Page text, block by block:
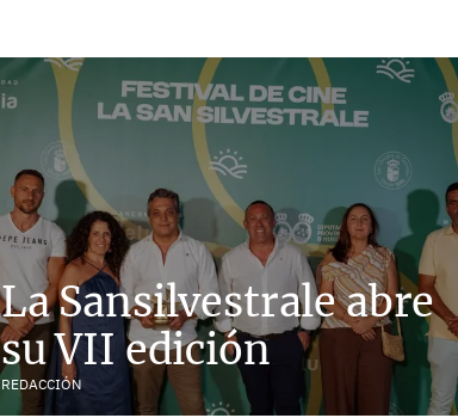
La Sansilvestrale abre
su VII edición
REDACCIÓN